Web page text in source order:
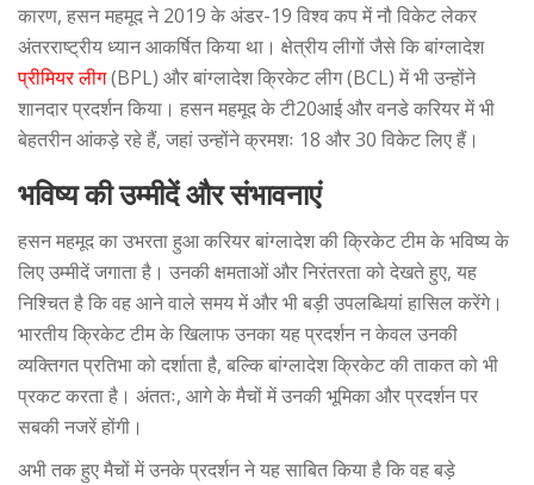
कारण, हसन महमूद ने 2019 के अंडर-19 विश्व कप में नौ विकेट लेकर
अंतरराष्ट्रीय ध्यान आकर्षित किया था। क्षेत्रीय लीगों जैसे कि बांग्लादेश
प्रीमियर लीग(BPL) और बांग्लादेश क्रिकेट लीग (BCL) में भी उन्होंने
शानदार प्रदर्शन किया। हसन महमूद के टी20आई और वनडे करियर में भी
बेहतरीन आंकड़े रहे हैं, जहां उन्होंने क्रमशः 18 और 30 विकेट लिए हैं।
भविष्य की उम्मीदें और संभावनाएं
हसन महमूद का उभरता हुआ करियर बांग्लादेश की क्रिकेट टीम के भविष्य के
लिए उम्मीदें जगाता है। उनकी क्षमताओं और निरंतरता को देखते हुए, यह
निश्चित है कि वह आने वाले समय में और भी बड़ी उपलब्धियां हासिल करेंगे।
भारतीय क्रिकेट टीम के खिलाफ उनका यह प्रदर्शन न केवल उनकी
व्यक्तिगत प्रतिभा को दर्शाता है, बल्कि बांग्लादेश क्रिकेट की ताकत को भी
प्रकट करता है। अंततः, आगे के मैचों में उनकी भूमिका और प्रदर्शन पर
सबकी नजरें होंगी।
अभी तक हुए मैचों में उनके प्रदर्शन ने यह साबित किया है कि वह बड़े